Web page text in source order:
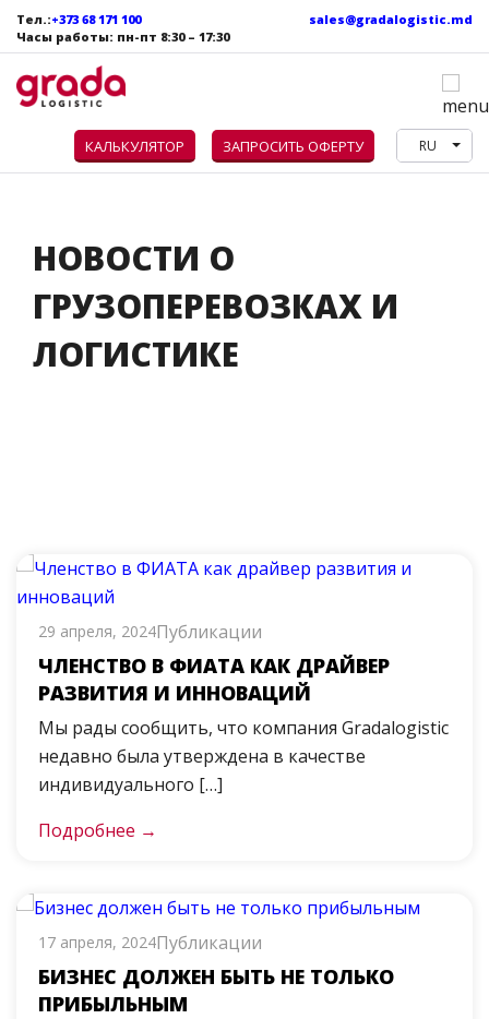
Тел.:+373 68 171 100
Часы работы: пн-пт 8:30 – 17:30
sales@gradalogistic.md
КАЛЬКУЛЯТОР ЗАПРОСИТЬ ОФЕРТУ RU
НОВОСТИ
НОВОСТИ О
ГРУЗОПЕРЕВОЗКАХ И
ЛОГИСТИКЕ
29 апреля, 2024Публикации
ЧЛЕНСТВО В ФИАТА КАК ДРАЙВЕР
РАЗВИТИЯ И ИННОВАЦИЙ
Мы рады сообщить, что компания Gradalogistic
недавно была утверждена в качестве
индивидуального […]
Подробнее →
17 апреля, 2024Публикации
БИЗНЕС ДОЛЖЕН БЫТЬ НЕ ТОЛЬКО
ПРИБЫЛЬНЫМ